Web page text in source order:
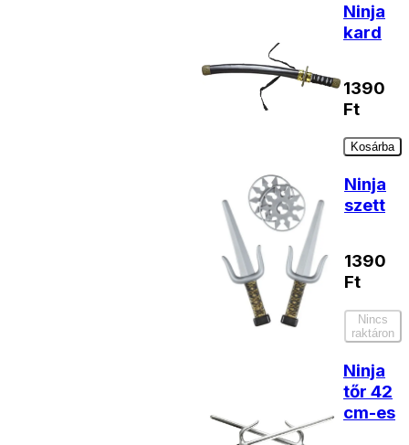
Ninja
kard
1390
Ft
Kosárba
Ninja
szett
1390
Ft
Nincs
raktáron
Ninja
tőr 42
cm-es